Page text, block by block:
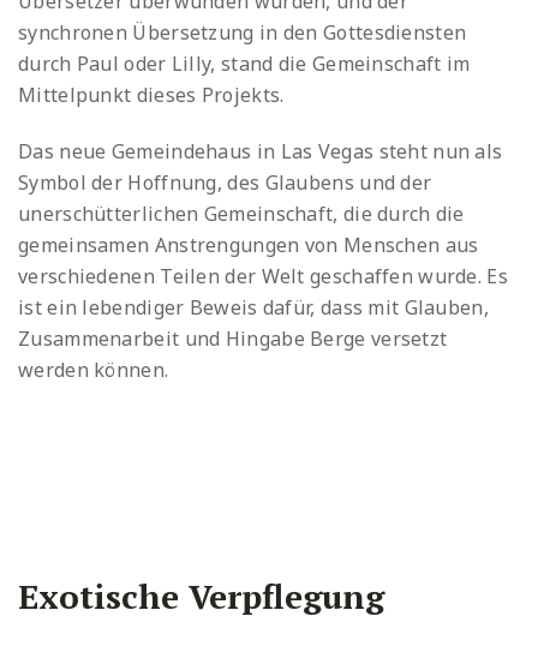
synchronen Übersetzung in den Gottesdiensten
durch Paul oder Lilly, stand die Gemeinschaft im
Mittelpunkt dieses Projekts.
Das neue Gemeindehaus in Las Vegas steht nun als
Symbol der Hoffnung, des Glaubens und der
unerschütterlichen Gemeinschaft, die durch die
gemeinsamen Anstrengungen von Menschen aus
verschiedenen Teilen der Welt geschaffen wurde. Es
ist ein lebendiger Beweis dafür, dass mit Glauben,
Zusammenarbeit und Hingabe Berge versetzt
werden können.
Exotische Verpflegung